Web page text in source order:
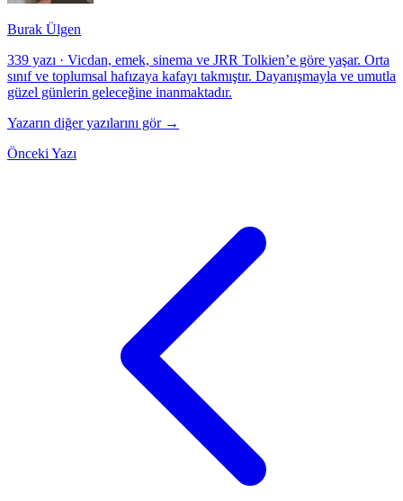
Burak Ülgen
339 yazı · Vicdan, emek, sinema ve JRR Tolkien’e göre yaşar. Orta
sınıf ve toplumsal hafızaya kafayı takmıştır. Dayanışmayla ve umutla
güzel günlerin geleceğine inanmaktadır.
Yazarın diğer yazılarını gör →
Önceki Yazı